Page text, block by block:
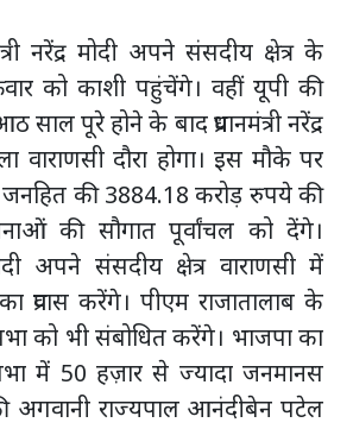
नरेंद्र मोदी अपने संसदीय क्षेत्र के
को काशी पहुंचेंगे। वहीं यूपी की
पूरे होने के बाद प्रधानमंत्री नरेंद्र
वाराणसी दौरा होगा। इस मौके पर
से जनहित की 3884.18 करोड़ रुपये की
की सौगात पूर्वांचल को देंगे।
मोदी अपने संसदीय क्षेत्र वाराणसी में
प्रवास करेंगे। पीएम राजातालाब के
को भी संबोधित करेंगे। भाजपा का
में 50 हज़ार से ज्यादा जनमानस
अगवानी राज्यपाल आनंदीबेन पटेल